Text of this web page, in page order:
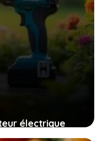
électrique
jardinage